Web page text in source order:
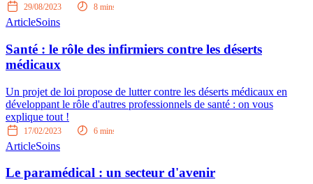
29/08/2023 8 mins
ArticleSoins
Santé : le rôle des infirmiers contre les déserts
médicaux
Un projet de loi propose de lutter contre les déserts médicaux en
développant le rôle d'autres professionnels de santé : on vous
explique tout !
17/02/2023 6 mins
ArticleSoins
Le paramédical : un secteur d'avenir